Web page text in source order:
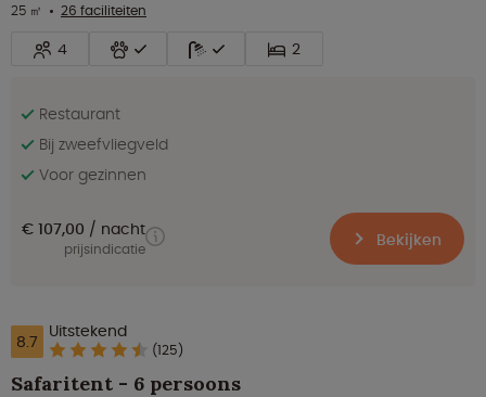
25 ㎡
26 faciliteiten
4 2
Restaurant
Bij zweefvliegveld
Voor gezinnen
€ 107,00 nacht
prijsindicatie Bekijken
8.7 Uitstekend
(125)
Safaritent - 6 persoons